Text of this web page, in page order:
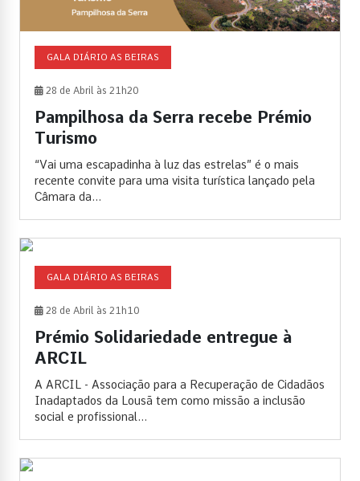
GALA DIÁRIO AS BEIRAS
28 de Abril às 21h20
Pampilhosa da Serra recebe Prémio
Turismo
“Vai uma escapadinha à luz das estrelas” é o mais
recente convite para uma visita turística lançado pela
Câmara da...
GALA DIÁRIO AS BEIRAS
28 de Abril às 21h10
Prémio Solidariedade entregue à
ARCIL
A ARCIL - Associação para a Recuperação de Cidadãos
Inadaptados da Lousã tem como missão a inclusão
social e profissional...